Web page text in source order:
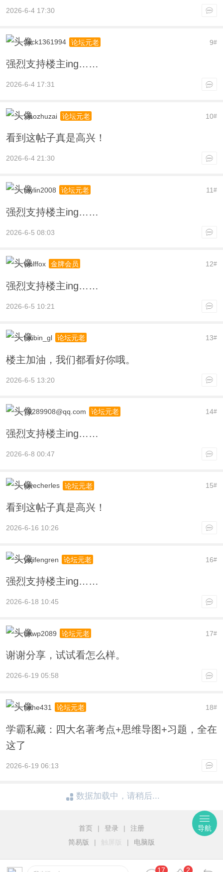
2026-6-4 17:30
9#
Jack1361994 论坛元老
强烈支持楼主ing……
2026-6-4 17:31
10#
xiaozhuzai 论坛元老
看到这帖子真是高兴！
2026-6-4 21:30
11#
mylin2008 论坛元老
强烈支持楼主ing……
2026-6-5 08:03
12#
wolffox 金牌会员
强烈支持楼主ing……
2026-6-5 10:21
13#
haibin_gl 论坛元老
楼主加油，我们都看好你哦。
2026-6-5 13:20
14#
79289908@qq.com 论坛元老
强烈支持楼主ing……
2026-6-8 00:47
15#
lovecherles 论坛元老
看到这帖子真是高兴！
2026-6-16 10:26
16#
yujifengren 论坛元老
强烈支持楼主ing……
2026-6-18 10:45
17#
dhwp2089 论坛元老
谢谢分享，试试看怎么样。
2026-6-19 05:58
18#
hehe431 论坛元老
学霸私藏：四大名著考点+思维导图+习题，全在
这了
2026-6-19 06:13
17 2
数据加载中，请稍后...
首页 | 登录 |
注册
简易版
| 触屏版 | 电脑版
导航